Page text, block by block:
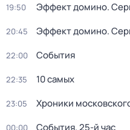
19:50 Эффект домино.
20:45 Эффект домино.
22:00 События
22:35 10 самых
23:05 Хроники
00:00 События. 25-й час